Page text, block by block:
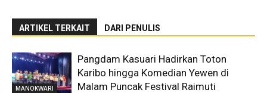
ARTIKEL TERKAIT DARI PENULIS
MANOKWARI
Pangdam Kasuari Hadirkan Toton
Karibo hingga Komedian Yewen di
Malam Puncak Festival Raimuti